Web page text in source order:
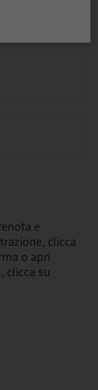
e
clicca
o apri
clicca su